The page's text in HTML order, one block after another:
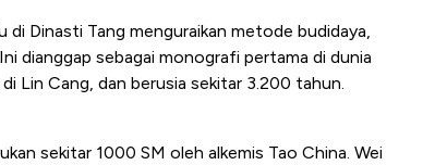
Dinasti Tang menguraikan metode budidaya,
dianggap sebagai monografi pertama di dunia
Lin Cang, dan berusia sekitar 3.200 tahun.
sekitar 1000 SM oleh alkemis Tao China. Wei